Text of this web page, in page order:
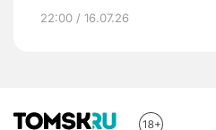
22:00 / 16.07.26